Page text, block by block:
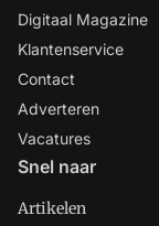
Digitaal Magazine
Klantenservice
Contact
Adverteren
Vacatures
Snel naar
Artikelen